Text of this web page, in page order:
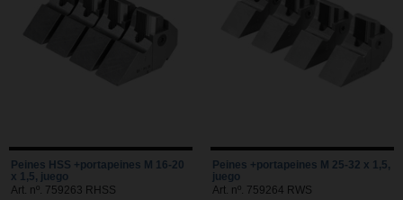
Peines HSS +portapeines M 16-20
x 1,5, juego
Art. nº. 759263 RHSS
Peines +portapeines M 25-32 x 1,5,
juego
Art. nº. 759264 RWS